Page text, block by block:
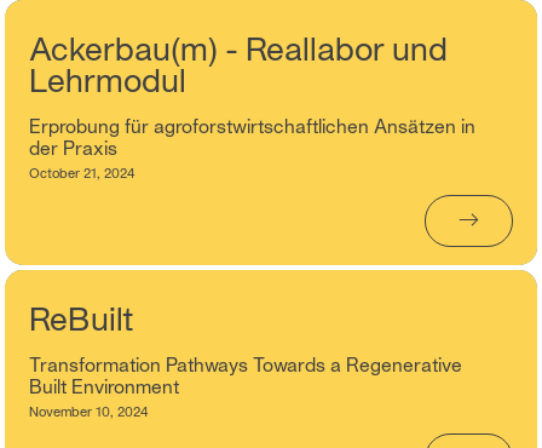
Ackerbau(m) - Reallabor und
Lehrmodul
Erprobung für agroforstwirtschaftlichen Ansätzen in
der Praxis
October 21, 2024
→
ReBuilt
Transformation Pathways Towards a Regenerative
Built Environment
November 10, 2024